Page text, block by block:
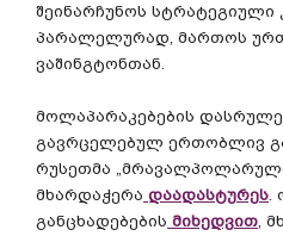
შეინარჩუნოს სტრატეგიული
პარალელურად მართოს
ვაშინგტონთან
მოლაპარაკებების
გავრცელებულ ერთობლივ
რუსეთმა
მხარდაჭერა დაადასტურეს
განცხადებების მიხედვით